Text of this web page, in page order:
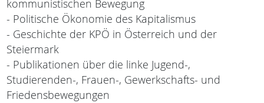
kommunistischen Bewegung
- Politische Ökonomie des Kapitalismus
- Geschichte der KPÖ in Österreich und der
Steiermark
- Publikationen über die linke Jugend-,
Studierenden-, Frauen-, Gewerkschafts- und
Friedensbewegungen